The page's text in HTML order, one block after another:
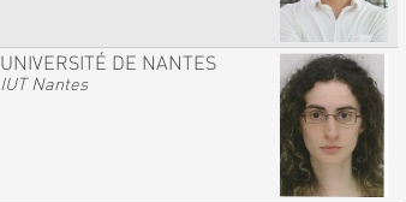
UNIVERSITÉ DE NANTES
IUT Nantes